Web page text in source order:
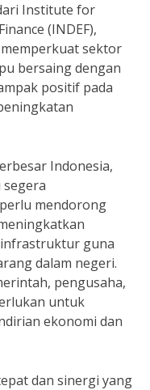
Institute for
(INDEF),
sektor
bersaing dengan
positif pada
Indonesia,
mendorong
infrastruktur guna
dalam negeri.
pengusaha,
untuk
ekonomi dan
dan sinergi yang